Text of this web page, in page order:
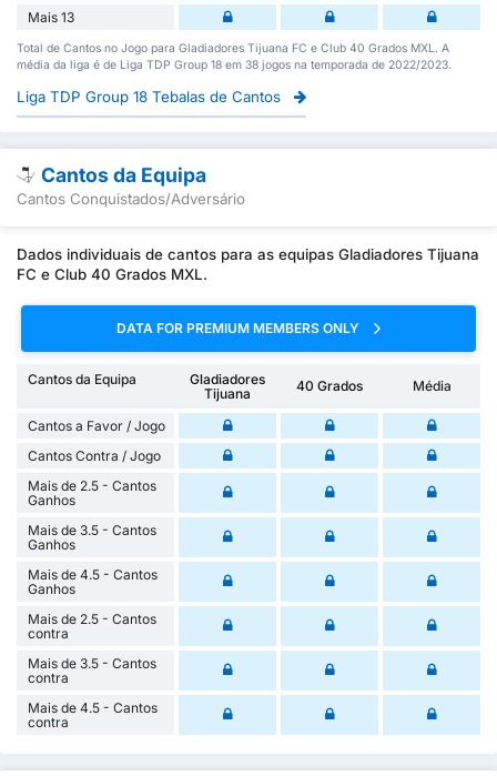
Mais 13
Total de Cantos no Jogo para Gladiadores Tijuana FC e Club 40 Grados MXL. A
média da liga é de Liga TDP Group 18 em 38 jogos na temporada de 2022/2023.
Liga TDP Group 18 Tebalas de Cantos
Cantos da Equipa
Cantos Conquistados/Adversário
Dados individuais de cantos para as equipas Gladiadores Tijuana
FC e Club 40 Grados MXL.
DATA FOR PREMIUM MEMBERS ONLY
Cantos da Equipa
Gladiadores
Tijuana
40 Grados Média
Cantos a Favor / Jogo
Cantos Contra / Jogo
Mais de 2.5 - Cantos
Ganhos
Mais de 3.5 - Cantos
Ganhos
Mais de 4.5 - Cantos
Ganhos
Mais de 2.5 - Cantos
contra
Mais de 3.5 - Cantos
contra
Mais de 4.5 - Cantos
contra